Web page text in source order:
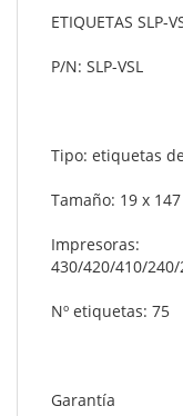
ETIQUETAS SLP-
P/N: SLP-VSL
Tipo: etiquetas
Tamaño: 19 x
430/420/410/
Nº etiquetas: 75
Garantía